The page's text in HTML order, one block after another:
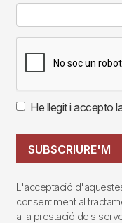
He llegit i accepto
SUBSCRIURE'M
L'acceptació
consentiment al
a la prestació dels